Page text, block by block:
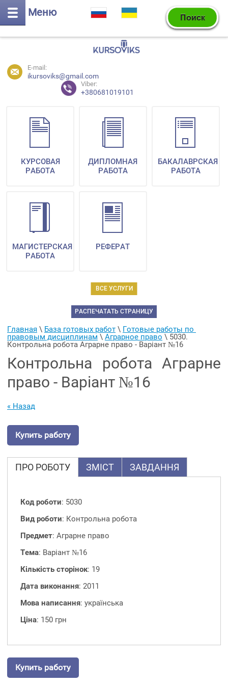
Меню
E-mail:
ikursoviks@gmail.com
Viber:
+380681019101
ВСЕ УСЛУГИ
КУРСОВАЯ
РАБОТА
ДИПЛОМНАЯ
РАБОТА
БАКАЛАВРСКАЯ
РАБОТА
МАГИСТЕРСКАЯ
РАБОТА
РЕФЕРАТ
РАСПЕЧАТАТЬ СТРАНИЦУ
Главная \ База готовых работ \ Готовые работы по
правовым дисциплинам \ Аграрное право \ 5030.
Контрольна робота Аграрне право - Варіант №16
Контрольна робота Аграрне
право - Варіант №16
« Назад
Купить работу
ПРО РОБОТУ ЗМІСТ ЗАВДАННЯ
Код роботи: 5030
Вид роботи: Контрольна робота
Предмет: Аграрне право
Тема: Варіант №16
Кількість сторінок: 19
Дата виконання: 2011
Мова написання: українська
Ціна: 150 грн
Купить работу